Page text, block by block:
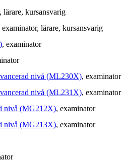
, lärare, kursansvarig
examinator, lärare, kursansvarig
, examinator
nivå (ML230X), examinator
nivå (ML231X), examinator
nivå (MG212X), examinator
nivå (MG213X), examinator